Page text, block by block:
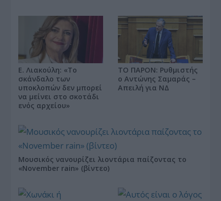
Ε. Λιακούλη: «Το
σκάνδαλο των
υποκλοπών δεν μπορεί
να μείνει στο σκοτάδι
ενός αρχείου»
ΤΟ ΠΑΡΟΝ: Ρυθμιστής
ο Αντώνης Σαμαράς –
Απειλή για ΝΔ
Μουσικός νανουρίζει λιοντάρια παίζοντας το
«November rain» (βίντεο)